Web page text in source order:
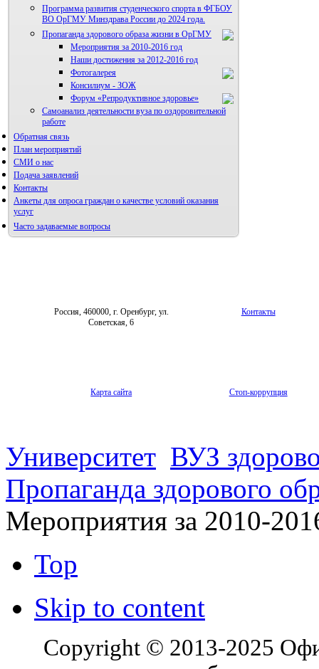
Правила направления,
рецензирования и опубликования
Альманах молодой науки
Редакция журнала
Программа развития студенческого спорта в ФГБОУ
ВО ОрГМУ Минздрава России до 2024 года.
Пропаганда здорового образа жизни в ОрГМУ
Мероприятия за 2010-2016 год
Наши достижения за 2012-2016 год
Фотогалерея
Консилиум - ЗОЖ
Форум «Репродуктивное здоровье»
Самоанализ деятельности вуза по оздоровительной
работе
Обратная связь
План мероприятий
СМИ о нас
Подача заявлений
Контакты
Анкеты для опроса граждан о качестве условий оказания
услуг
Часто задаваемые вопросы
Россия, 460000, г. Оренбург, ул.
Советская, 6
Контакты
Карта сайта Стоп-коррупция
Университет ВУЗ
Пропаганда здорового
Мероприятия за 2010-
Top
Skip to content
Copyright © 2013-2025